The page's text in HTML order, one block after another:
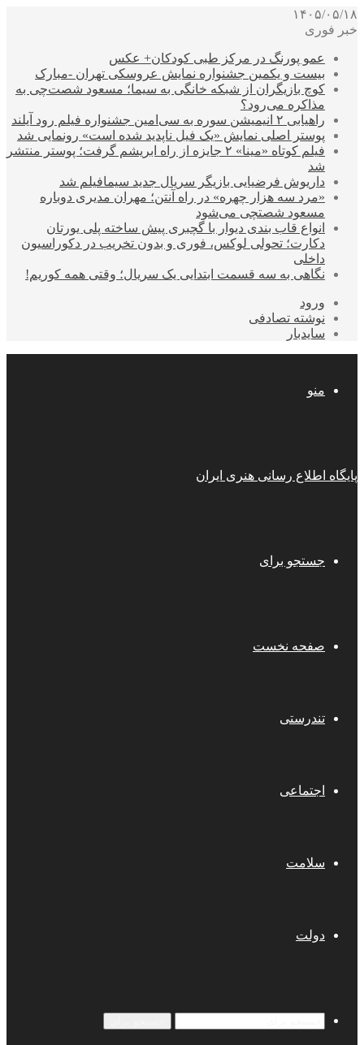
۱۴۰۵/۰۵/۱۸
خبر فوری
عمو پورنگ در مرکز طبی کودکان+ عکس
بیست و یکمین جشنواره نمایش عروسکی تهران -مبارک
کوچ بازیگران از شبکه خانگی به سیما؛ مسعود شصت‌چی به
مذاکره می‌رود؟
راهیابی ۲ انیمیشن سوره به سی‌امین جشنواره فیلم رود آیلند
پوستر اصلی نمایش «یک فیل ناپدید شده است» رونمایی شد
فیلم کوتاه «مینا» ۲ جایزه از راه ابریشم گرفت؛ پوستر منتشر
شد
داریوش فرضیایی بازیگر سریال جدید سیمافیلم شد
«مرد سه هزار چهره» در راه آنتن؛ مهران مدیری دوباره
مسعود شصتچی می‌شود
انواع قاب بندی دیوار با گچبری پیش ساخته پلی یورتان
دکارت؛ تحولی لوکس، فوری و بدون تخریب در دکوراسیون
داخلی
نگاهی به سه قسمت ابتدایی یک سریال؛ وقتی همه کوریم!
ورود
نوشته تصادفی
سایدبار
منو
پایگاه اطلاع رسانی هنری ایران
جستجو برای
صفحه نخست
تندرستی
اجتماعی
سلامت
دولت